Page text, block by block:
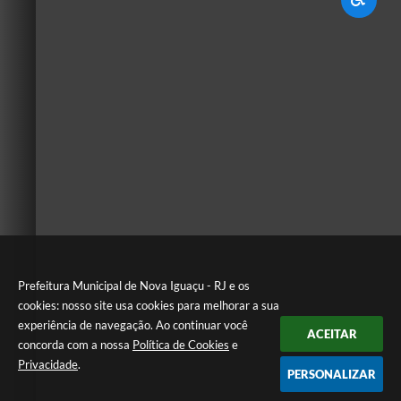
Prefeitura Municipal de Nova Iguaçu - RJ e os
cookies: nosso site usa cookies para melhorar a sua
experiência de navegação. Ao continuar você
concorda com a nossa Política de Cookies e
Privacidade.
ACEITAR
PERSONALIZAR